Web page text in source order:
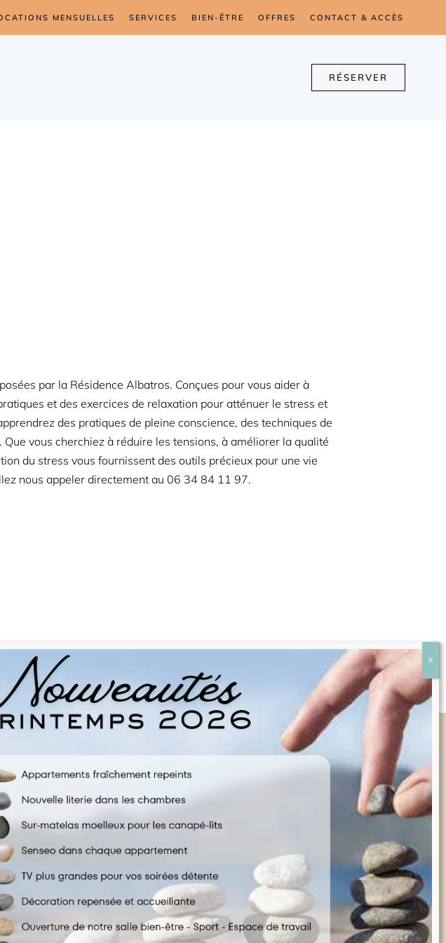
MENSUELLES SERVICES BIEN-ÊTRE OFFRES CONTACT & ACCÈS
RÉSERVER
par la Résidence Albatros. Conçues pour vous aider à
et des exercices de relaxation pour atténuer le stress et
des pratiques de pleine conscience, des techniques de
vous cherchiez à réduire les tensions, à améliorer la qualité
du stress vous fournissent des outils précieux pour une vie
nous appeler directement au 06 34 84 11 97.
SPÉCIALES
& BLOG
Liens rapides
FAQ
POLITIQUE EN MATIÈRE DE COOKIES
CONDITIONS GÉNÉRALES D'UTILISATION
INFORMATIONS JURIDIQUES
FRANÇAIS